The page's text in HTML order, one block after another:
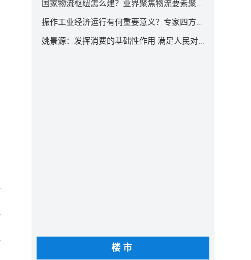
国家物流枢纽怎么建？业界聚焦物流要素聚集方式创新
振作工业经济运行有何重要意义？专家四方面权威解读
姚景源：发挥消费的基础性作用 满足人民对美好生活向往
楼市